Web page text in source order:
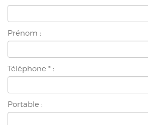
Prénom :
Téléphone * :
Portable :